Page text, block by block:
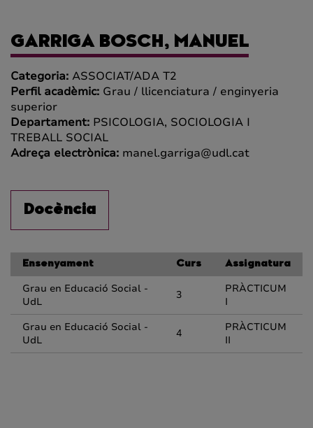
GARRIGA BOSCH, MANUEL
Categoria: ASSOCIAT/ADA T2
Perfil acadèmic: Grau / llicenciatura / enginyeria
superior
Departament: PSICOLOGIA, SOCIOLOGIA I
TREBALL SOCIAL
Adreça electrònica: manel.garriga@udl.cat
Docència
Ensenyament Curs Assignatura
Grau en Educació Social -
UdL
3
PRÀCTICUM
I
Grau en Educació Social -
UdL
4
PRÀCTICUM
II